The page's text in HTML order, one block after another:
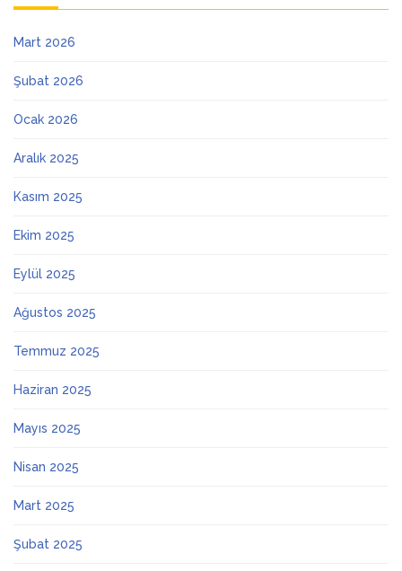
Mart 2026
Şubat 2026
Ocak 2026
Aralık 2025
Kasım 2025
Ekim 2025
Eylül 2025
Ağustos 2025
Temmuz 2025
Haziran 2025
Mayıs 2025
Nisan 2025
Mart 2025
Şubat 2025